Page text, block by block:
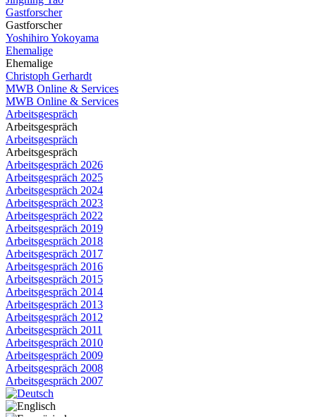
Gastforscher
Gastforscher
Yoshihiro Yokoyama
Ehemalige
Ehemalige
Christoph Gerhardt
MWB Online & Services
MWB Online & Services
Arbeitsgespräch
Arbeitsgespräch
Arbeitsgespräch
Arbeitsgespräch
Arbeitsgespräch 2026
Arbeitsgespräch 2025
Arbeitsgespräch 2024
Arbeitsgespräch 2023
Arbeitsgespräch 2022
Arbeitsgespräch 2019
Arbeitsgespräch 2018
Arbeitsgespräch 2017
Arbeitsgespräch 2016
Arbeitsgespräch 2015
Arbeitsgespräch 2014
Arbeitsgespräch 2013
Arbeitsgespräch 2012
Arbeitsgespräch 2011
Arbeitsgespräch 2010
Arbeitsgespräch 2009
Arbeitsgespräch 2008
Arbeitsgespräch 2007